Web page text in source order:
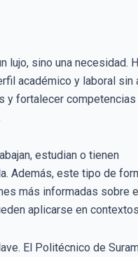
lujo, sino una necesidad.
académico y laboral sin
y fortalecer
estudian o tienen
Además, este tipo de
más informadas sobre
aplicarse en
El Politécnico de